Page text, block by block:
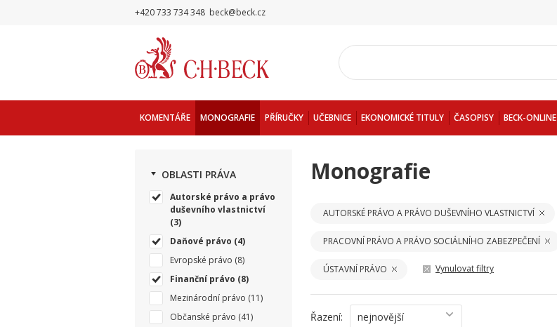
+420 733 734 348 beck@beck.cz
KOMENTÁŘE MONOGRAFIE PŘÍRUČKY UČEBNICE EKONOMICKÉ TITULY ČASOPISY BECK-ONLINE
OBLASTI PRÁVA
Autorské právo a právo
duševního vlastnictví
(3)
Daňové právo (4)
Evropské právo (8)
Finanční právo (8)
Mezinárodní právo (11)
Občanské právo (41)
Monografie
AUTORSKÉ PRÁVO A PRÁVO DUŠEVNÍHO VLASTNICTVÍ
PRACOVNÍ PRÁVO A PRÁVO SOCIÁLNÍHO ZABEZPEČENÍ
ÚSTAVNÍ PRÁVO Vynulovat filtry
Řazení: nejnovější